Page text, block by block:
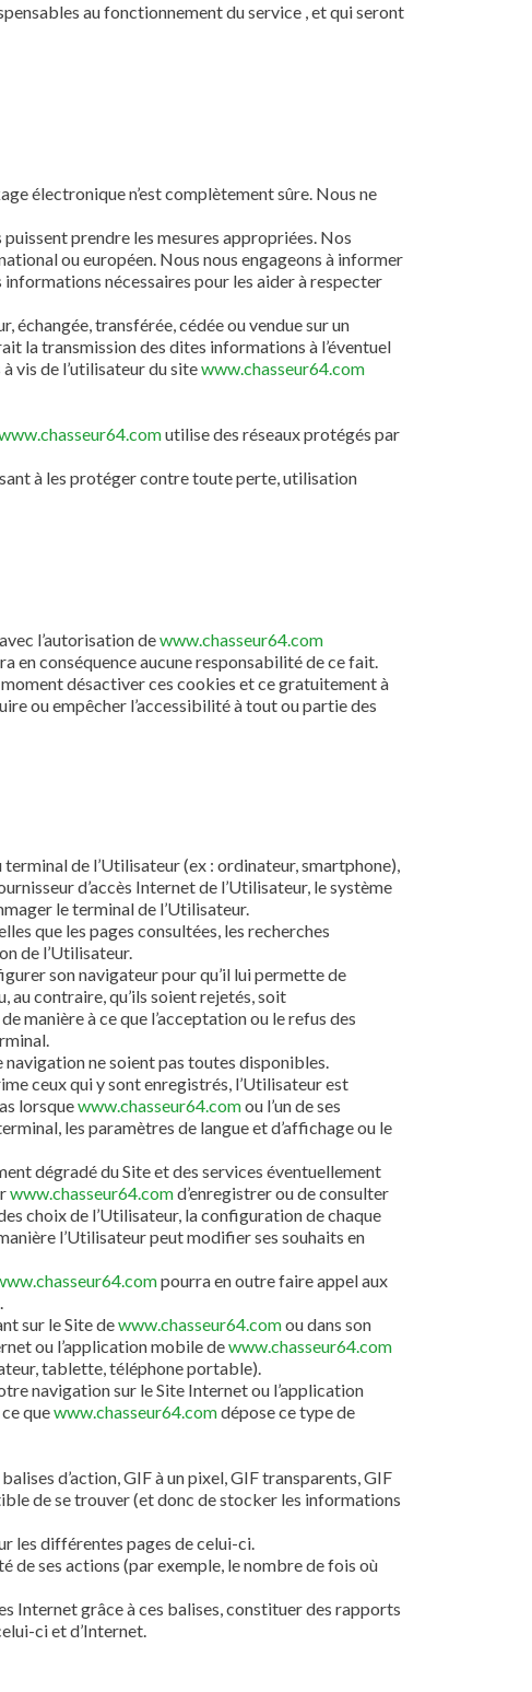
au fonctionnement du service , et qui seront
électronique n’est complètement sûre. Nous ne
prendre les mesures appropriées. Nos
ou européen. Nous nous engageons à informer
nécessaires pour les aider à respecter
échangée, transférée, cédée ou vendue sur un
la transmission des dites informations à l’éventuel
vis de l’utilisateur du sitewww.chasseur64.com
utilise des réseaux protégés par
à les protéger contre toute perte, utilisation
l’autorisation dewww.chasseur64.com
en conséquence aucune responsabilité de ce fait.
désactiver ces cookies et ce gratuitement à
ou empêcher l’accessibilité à tout ou partie des
de l’Utilisateur (ex : ordinateur, smartphone),
d’accès Internet de l’Utilisateur, le système
le terminal de l’Utilisateur.
que les pages consultées, les recherches
de l’Utilisateur.
son navigateur pour qu’il lui permette de
au contraire, qu’ils soient rejetés, soit
manière à ce que l’acceptation ou le refus des
navigation ne soient pas toutes disponibles.
ceux qui y sont enregistrés, l’Utilisateur est
lorsquewww.chasseur64.comou l’un de ses
les paramètres de langue et d’affichage ou le
dégradé du Site et des services éventuellement
www.chasseur64.comd’enregistrer ou de consulter
choix de l’Utilisateur, la configuration de chaque
l’Utilisateur peut modifier ses souhaits en
pourra en outre faire appel aux
sur le Site dewww.chasseur64.comou dans son
ou l’application mobile dewww.chasseur64.com
tablette, téléphone portable).
navigation sur le Site Internet ou l’application
quewww.chasseur64.comdépose ce type de
d’action, GIF à un pixel, GIF transparents, GIF
de se trouver (et donc de stocker les informations
les différentes pages de celui-ci.
de ses actions (par exemple, le nombre de fois où
Internet grâce à ces balises, constituer des rapports
ci et d’Internet.